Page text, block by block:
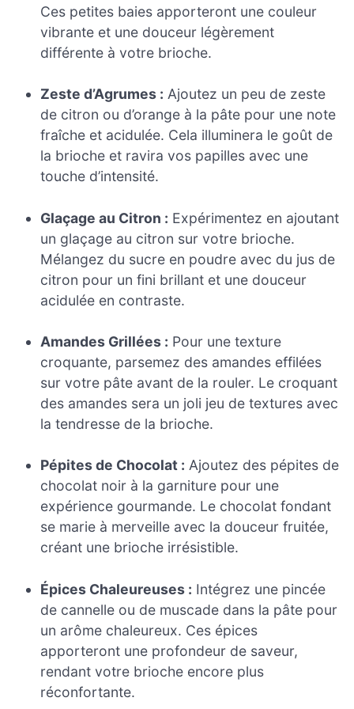
Ces petites baies apporteront une couleur
vibrante et une douceur légèrement
différente à votre brioche.
Zeste d’Agrumes : Ajoutez un peu de zeste
de citron ou d’orange à la pâte pour une note
fraîche et acidulée. Cela illuminera le goût de
la brioche et ravira vos papilles avec une
touche d’intensité.
Glaçage au Citron : Expérimentez en ajoutant
un glaçage au citron sur votre brioche.
Mélangez du sucre en poudre avec du jus de
citron pour un fini brillant et une douceur
acidulée en contraste.
Amandes Grillées : Pour une texture
croquante, parsemez des amandes effilées
sur votre pâte avant de la rouler. Le croquant
des amandes sera un joli jeu de textures avec
la tendresse de la brioche.
Pépites de Chocolat : Ajoutez des pépites de
chocolat noir à la garniture pour une
expérience gourmande. Le chocolat fondant
se marie à merveille avec la douceur fruitée,
créant une brioche irrésistible.
Épices Chaleureuses : Intégrez une pincée
de cannelle ou de muscade dans la pâte pour
un arôme chaleureux. Ces épices
apporteront une profondeur de saveur,
rendant votre brioche encore plus
réconfortante.